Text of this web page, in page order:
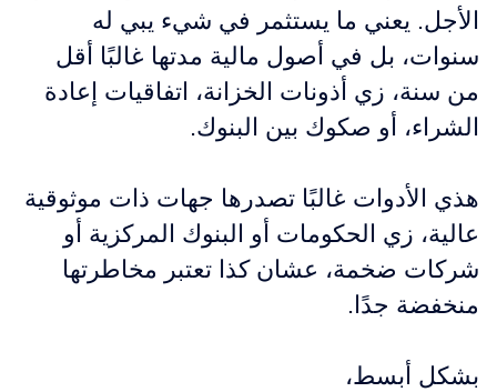
الأجل. يعني ما يستثمر في شيء يبي له
سنوات، بل في أصول مالية مدتها غالبًا أقل
من سنة، زي أذونات الخزانة، اتفاقيات إعادة
الشراء، أو صكوك بين البنوك.
هذي الأدوات غالبًا تصدرها جهات ذات موثوقية
عالية، زي الحكومات أو البنوك المركزية أو
شركات ضخمة، عشان كذا تعتبر مخاطرتها
منخفضة جدًا.
بشكل أبسط،